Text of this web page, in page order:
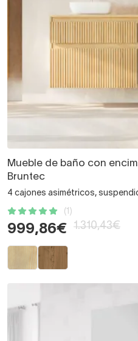
Mueble de baño con
Bruntec
4 cajones asimétricos,
(1)
999,86€ 1.310,43€